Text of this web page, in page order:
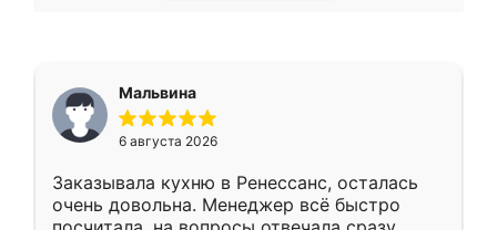
Мальвина
6 августа 2026
Заказывала кухню в Ренессанс, осталась
очень довольна. Менеджер всё быстро